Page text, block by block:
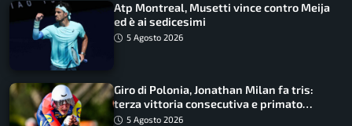
Atp Montreal, Musetti vince contro Meija
ed è ai sedicesimi
5 Agosto 2026
Giro di Polonia, Jonathan Milan fa tris:
terza vittoria consecutiva e primato
rafforzato
5 Agosto 2026